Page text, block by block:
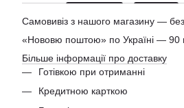
Самовивіз з нашого магазину —
«Нововю поштою» по Україні — 90
Більше інформації про доставку
Готівкою при отриманні
Кредитною карткою